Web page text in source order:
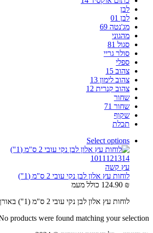
לבן
לבן 01
מג'נטה 69
מהגוני
סגול 81
סולר גריי
ספלי
צהוב 15
צהוב לימון 13
צהוב קנרית 12
שחור
שחור 71
שקוף
תכלת
Select options
1011 121314
עץ קשה
לוחות עץ אלון לבן נקי עובי 2 ס"מ (1")
124.90 ₪
כולל מעמ
לוחות עץ אלון לבן נקי עובי 2 ס"מ (1") באורך 3.05 מטר
products were found matching your selection.